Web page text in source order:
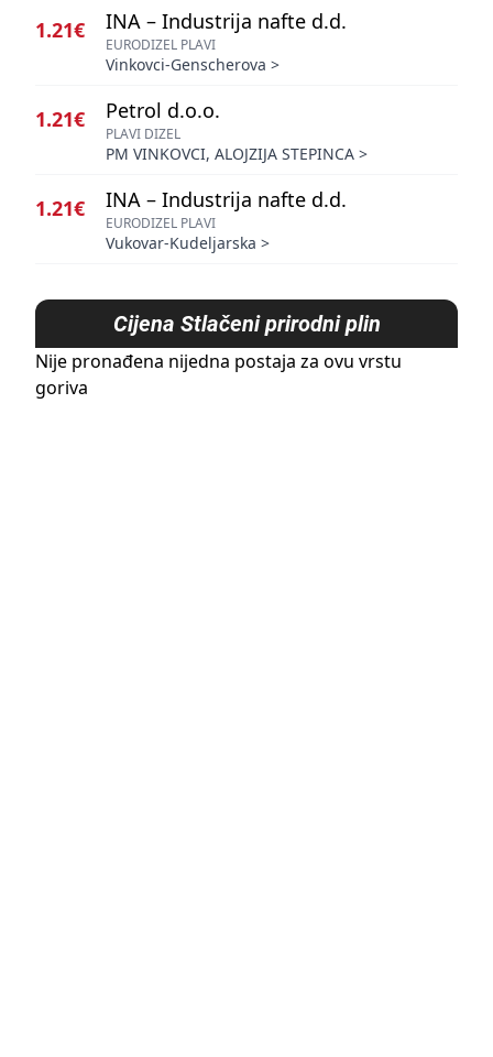
1.21€ INA – Industrija nafte d.d.
EURODIZEL PLAVI
Vinkovci-Genscherova >
1.21€ Petrol d.o.o.
PLAVI DIZEL
PM VINKOVCI, ALOJZIJA STEPINCA >
1.21€ INA – Industrija nafte d.d.
EURODIZEL PLAVI
Vukovar-Kudeljarska >
Cijena Stlačeni prirodni plin
Nije pronađena nijedna postaja za ovu vrstu
goriva